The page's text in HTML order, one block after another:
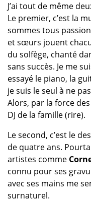
J’ai tout de même
Le premier, c’est la
sommes tous
et sœurs jouent
du solfège, chanté
sans succès. Je me
essayé le piano, la
je suis le seul à ne
Alors, par la force
DJ de la famille (rire).
Le second, c’est le
de quatre ans.
artistes comme
connu pour ses
avec ses mains me
surnaturel.